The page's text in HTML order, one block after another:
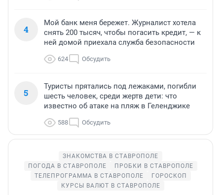
4
Мой банк меня бережет. Журналист хотела
снять 200 тысяч, чтобы погасить кредит, — к
ней домой приехала служба безопасности
624 Обсудить
5
Туристы прятались под лежаками, погибли
шесть человек, среди жертв дети: что
известно об атаке на пляж в Геленджике
588 Обсудить
ЗНАКОМСТВА В СТАВРОПОЛЕ
ПОГОДА В СТАВРОПОЛЕ
ПРОБКИ В СТАВРОПОЛЕ
ТЕЛЕПРОГРАММА В СТАВРОПОЛЕ
ГОРОСКОП
КУРСЫ ВАЛЮТ В СТАВРОПОЛЕ